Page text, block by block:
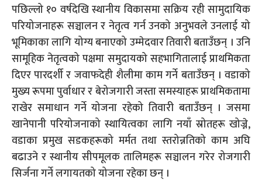
पछिल्लो १० वर्षदेखि स्थानीय विकासमा सक्रिय रही सामुदायिक
परियोजनाहरू सञ्चालन र नेतृत्व गर्न उनको अनुभवले उनलाई यो
भूमिकाका लागि योग्य बनाएको उम्मेदवार तिवारी बताउँछन् । उनि
सामूहिक नेतृत्वको पक्षमा समुदायको सहभागितालाई प्राथमिकता
दिएर पारदर्शी र जवाफदेही शैलीमा काम गर्ने बताउँछन् । वडाको
मुख्य रूपमा पुर्वाधार र बेरोजगारी जस्ता समस्याहरू प्राथमिकतामा
राखेर समाधान गर्ने योजना रहेको तिवारी बताउँछन् । जसमा
खानेपानी परियोजनाको स्थायित्वका लागि नयाँ स्रोतहरू खोज्ने,
वडाका प्रमुख सडकहरूको मर्मत तथा स्तरोन्नतिको काम अघि
बढाउने र स्थानीय सीपमूलक तालिमहरू सञ्चालन गरेर रोजगारी
सिर्जना गर्ने लगायतको योजना रहेका छन् ।